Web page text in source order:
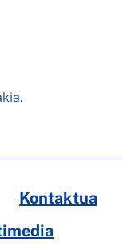
Kontaktua